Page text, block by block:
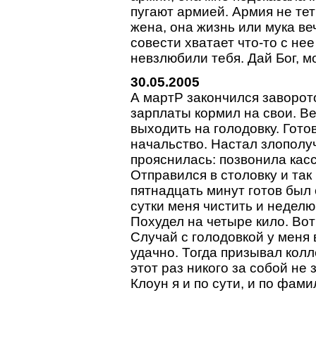
пугают армией. Армия не
жена, она жизнь или мука
совести хватает что-то с
невзлюбили тебя. Дай Бог,
30.05.2005
А мартP закончился
зарплаты кормил на свои.
выходить на голодовку.
начальство. Настал
прояснилась: позвонила
Отправился в столовку и
пятнадцать минут готов
сутки меня чистить и
Похудел на четыре кило.
Случай с голодовкой у
удачно. Тогда призывал
этот раз никого за собой не
Клоун я и по сути, и по